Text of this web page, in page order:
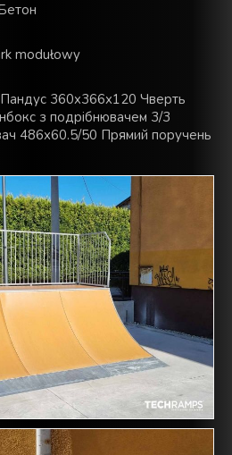
modułowy
Пандус 360x366x120 Чверть
з подрібнювачем 3/3
486x60.5/50 Прямий поручень